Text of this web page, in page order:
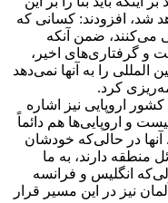
شد، افزودند: کسانی که
می‌کنند، ضمن آنکه
و گرفتاری‌های اخیر،
را به آنها نمی‌دهد
کرد.
اروپایی نیز اشاره
و اروپایی‌ها هم دائماً
در حالی‌که خودشان
منطقه دارند، به ما
انگلیس و فرانسه
نیز در این مسیر قرار